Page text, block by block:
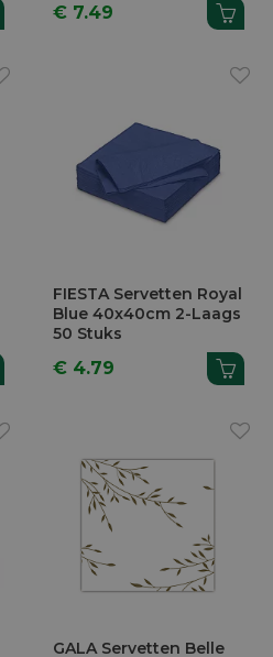
€ 7.49
FIESTA Servetten Royal
Blue 40x40cm 2-Laags
50 Stuks
€ 4.79
GALA Servetten Belle